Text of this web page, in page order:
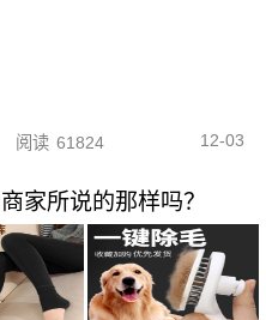
阅读 61824 12-03
家所说的那样吗？